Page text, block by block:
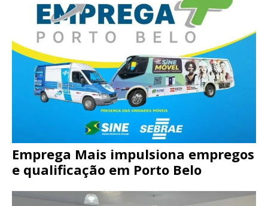
Emprega Mais impulsiona empregos
e qualificação em Porto Belo